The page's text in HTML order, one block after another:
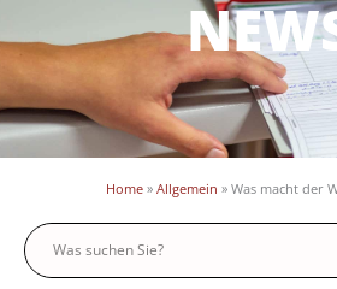
Home» Allgemein » Was macht der